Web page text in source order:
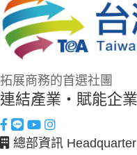
拓展商務的首選社團
連結產業・賦能企
總部資訊 Headquarter